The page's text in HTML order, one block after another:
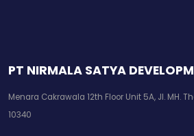
PT NIRMALA SATYA
Menara Cakrawala 12th Floor Unit 5A, Jl. MH.
10340